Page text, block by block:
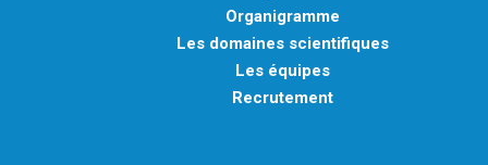
Organigramme
Les domaines scientifiques
Les équipes
Recrutement